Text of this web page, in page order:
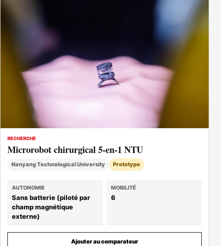
RECHERCHE
Microrobot chirurgical 5-en-1 NTU
Nanyang Technological University Prototype
AUTONOMIE
Sans batterie (piloté par
champ magnétique
externe)
MOBILITÉ
6
Ajouter au comparateur